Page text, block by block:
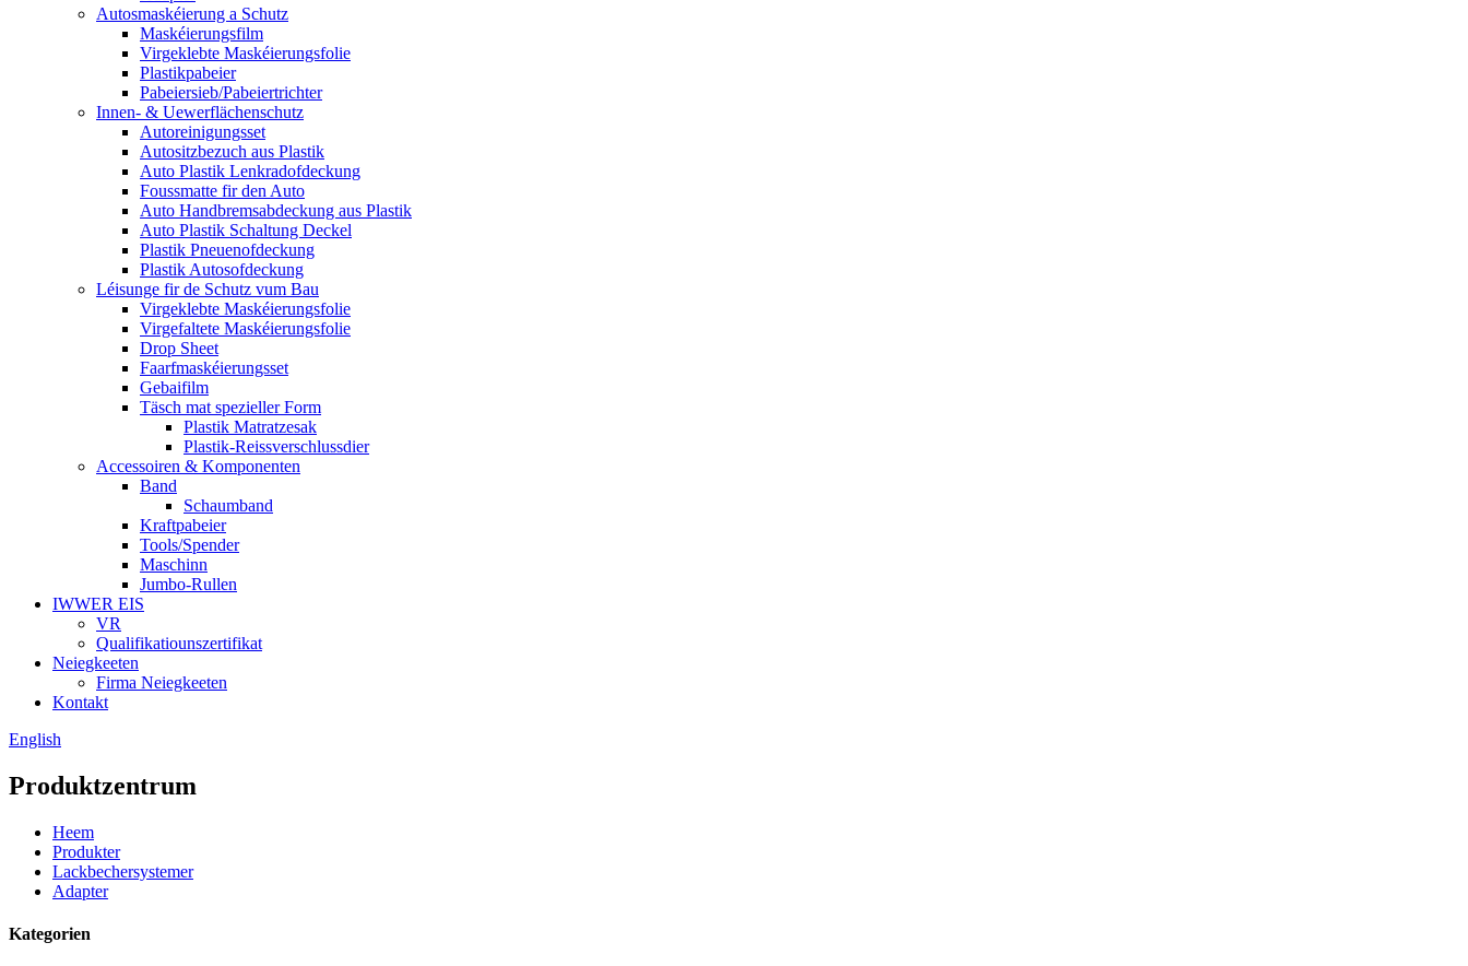
Autosmaskéierung a Schutz
Maskéierungsfilm
Virgeklebte Maskéierungsfolie
Plastikpabeier
Pabeiersieb/Pabeiertrichter
Innen- & Uewerflächenschutz
Autoreinigungsset
Autositzbezuch aus Plastik
Auto Plastik Lenkradofdeckung
Foussmatte fir den Auto
Auto Handbremsabdeckung aus Plastik
Auto Plastik Schaltung Deckel
Plastik Pneuenofdeckung
Plastik Autosofdeckung
Léisunge fir de Schutz vum Bau
Virgeklebte Maskéierungsfolie
Virgefaltete Maskéierungsfolie
Drop Sheet
Faarfmaskéierungsset
Gebaifilm
Täsch mat spezieller Form
Plastik Matratzesak
Plastik-Reissverschlussdier
Accessoiren & Komponenten
Band
Schaumband
Kraftpabeier
Tools/Spender
Maschinn
Jumbo-Rullen
IWWER EIS
VR
Qualifikatiounszertifikat
Neiegkeeten
Firma Neiegkeeten
Kontakt
English
Produktzentrum
Heem
Produkter
Lackbechersystemer
Adapter
Kategorien